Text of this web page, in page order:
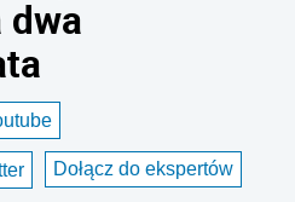
dwa
Dołącz do ekspertów